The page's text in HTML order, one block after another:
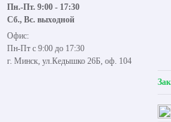
Пн.-Пт. 9:00 - 17:30
Сб., Вс. выходной
Офис:
Пн-Пт с 9:00 до 17:30
г. Минск, ул.Кедышко 26Б, оф. 104